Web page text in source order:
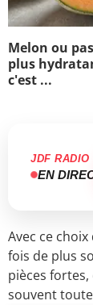
Melon ou
plus
c'est ...
JDF RADIO
EN
Avec ce
fois de plus
pièces
souvent